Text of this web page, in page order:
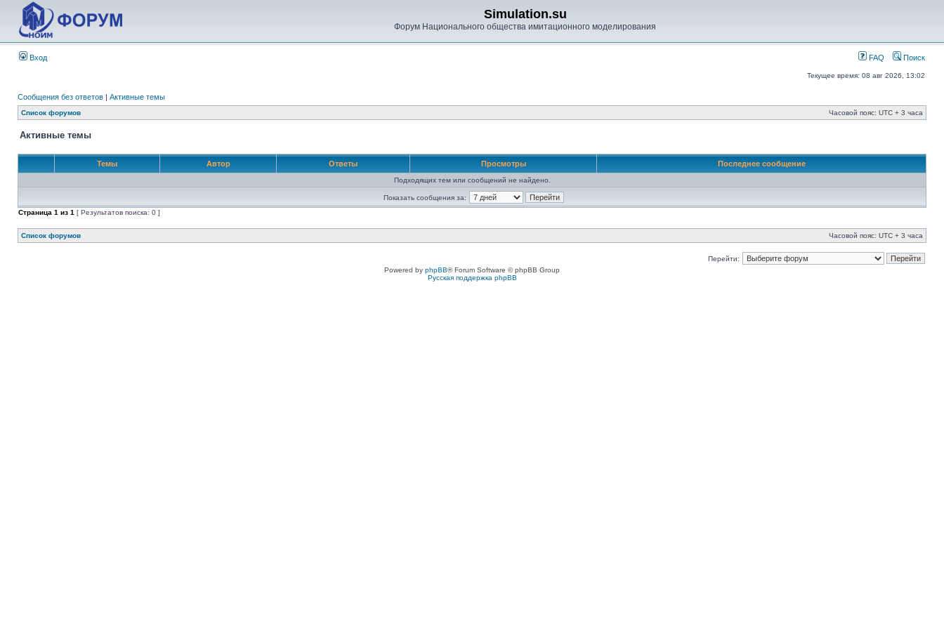
Simulation.su
Форум Национального общества имитационного моделирования
Вход FAQ Поиск
Текущее время: 08 авг 2026, 13:02
Сообщения без ответов | Активные темы
Список форумов Часовой пояс: UTC + 3 часа
Активные темы
Темы Автор Ответы Просмотры Последнее сообщение
Подходящих тем или сообщений не найдено.
Показать сообщения за:
Страница 1 из 1 [ Результатов поиска: 0 ]
Список форумов Часовой пояс: UTC + 3 часа
Перейти:
Powered by phpBB® Forum Software © phpBB Group
Русская поддержка phpBB